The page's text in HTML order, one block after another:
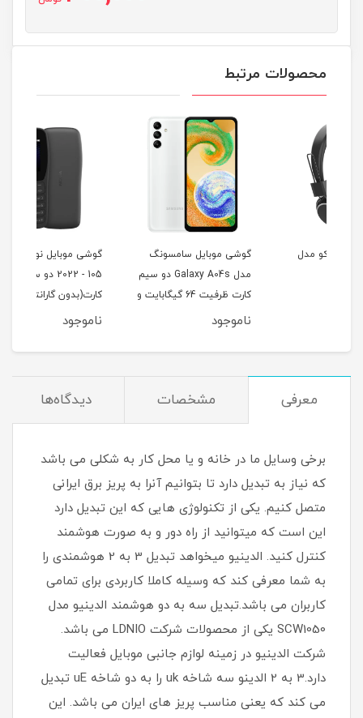
محصولات مرتبط
گوشی موبایل سامسونگ
مدل Galaxy A04s دو سیم
کارت ظرفیت 64 گیگابایت و
گوشی موبایل نوکیا مدل
105 - 2022 دو سیم
کارت(بدون گارانتی شرکتی)
معرفی مشخصات دیدگاه‌ها
برخی وسایل ما در خانه و یا محل کار به شکلی می باشد
که نیاز به تبدیل دارد تا بتوانیم آنرا به پریز برق ایرانی
متصل کنیم. یکی از تکنولوژی هایی که این تبدیل دارد
این است که میتوانید از راه دور و به صورت هوشمند
کنترل کنید. الدینیو میخواهد تبدیل 3 به 2 هوشمندی را
به شما معرفی کند که وسیله کاملا کاربردی برای تمامی
کاربران می باشد.تبدیل سه به دو هوشمند الدینیو مدل
SCW1050 یکی از محصولات شرکت LDNIO می باشد.
شرکت الدینیو در زمینه لوازم جانبی موبایل فعالیت
دارد.3 به 2 الدینو سه شاخه uk را به دو شاخه uE تبدیل
می کند که یعنی مناسب پریز های ایران می باشد. این